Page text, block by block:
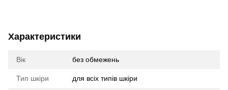
Характеристики
Вік без обмежень
Тип шкіри для всіх типів шкіри